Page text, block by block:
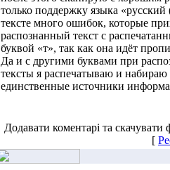
только поддержку языка
тексте много ошибок, которые
распознанный текст с
буквой «т», так как она идёт
Да и с другими буквами при
тексты я распечатываю и
единственные источники
Додавати коментарі та
[